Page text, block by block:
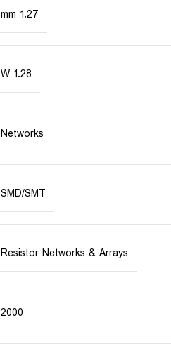
1.27 mm
1.28 W
Networks
SMD/SMT
Resistor Networks & Arrays
2000